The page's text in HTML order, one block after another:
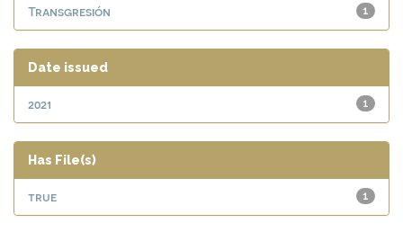
1
Transgresión
Date issued
1
2021
Has File(s)
1
true